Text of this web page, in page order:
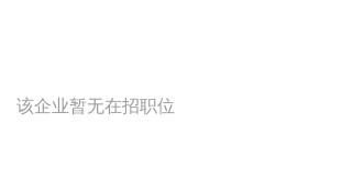
该企业暂无在招职位